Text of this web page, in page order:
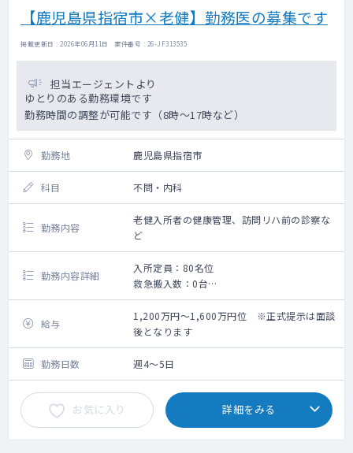
【鹿児島県指宿市×老健】勤務医の募集です
掲載更新日 : 2026年06月11日 案件番号 : 26-JF313535
担当エージェントより
ゆとりのある勤務環境です
勤務時間の調整が可能です（8時～17時など）
勤務地 鹿児島県指宿市
科目 不問・内科
勤務内容
老健入所者の健康管理、訪問リハ前の診察な
ど
勤務内容詳細
入所定員：80名位
救急搬入数：0台
老健運営に関わる医師業務全般
給与
1,200万円～1,600万円位 ※正式提示は面談
後となります
勤務日数 週4～5日
お気に入り 詳細をみる